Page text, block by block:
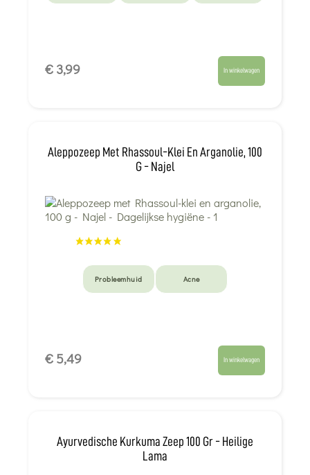
€ 3,99 In winkelwagen
Aleppozeep Met Rhassoul-Klei En Arganolie, 100
G - Najel
Probleemhuid Acne
€ 5,49 In winkelwagen
Ayurvedische Kurkuma Zeep 100 Gr - Heilige
Lama